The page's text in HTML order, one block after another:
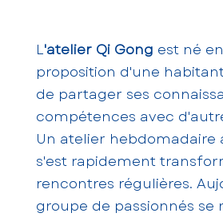
L'atelier Qi Gong est né
proposition d'une
de partager ses
compétences avec
Un atelier hebdomadaire
s'est rapidement
rencontres régulières.
groupe de passionnés se